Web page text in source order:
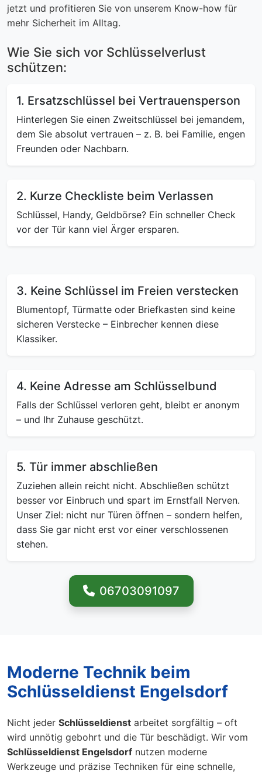
jetzt und profitieren Sie von unserem Know-how für
mehr Sicherheit im Alltag.
Wie Sie sich vor Schlüsselverlust
schützen:
1. Ersatzschlüssel bei Vertrauensperson
Hinterlegen Sie einen Zweitschlüssel bei jemandem,
dem Sie absolut vertrauen – z. B. bei Familie, engen
Freunden oder Nachbarn.
2. Kurze Checkliste beim Verlassen
Schlüssel, Handy, Geldbörse? Ein schneller Check
vor der Tür kann viel Ärger ersparen.
3. Keine Schlüssel im Freien verstecken
Blumentopf, Türmatte oder Briefkasten sind keine
sicheren Verstecke – Einbrecher kennen diese
Klassiker.
4. Keine Adresse am Schlüsselbund
Falls der Schlüssel verloren geht, bleibt er anonym
– und Ihr Zuhause geschützt.
5. Tür immer abschließen
Zuziehen allein reicht nicht. Abschließen schützt
besser vor Einbruch und spart im Ernstfall Nerven.
Unser Ziel: nicht nur Türen öffnen – sondern helfen,
dass Sie gar nicht erst vor einer verschlossenen
stehen.
06703091097
Moderne Technik beim
Schlüsseldienst Engelsdorf
Nicht jeder Schlüsseldienst arbeitet sorgfältig – oft
wird unnötig gebohrt und die Tür beschädigt. Wir vom
Schlüsseldienst Engelsdorf nutzen moderne
Werkzeuge und präzise Techniken für eine schnelle,